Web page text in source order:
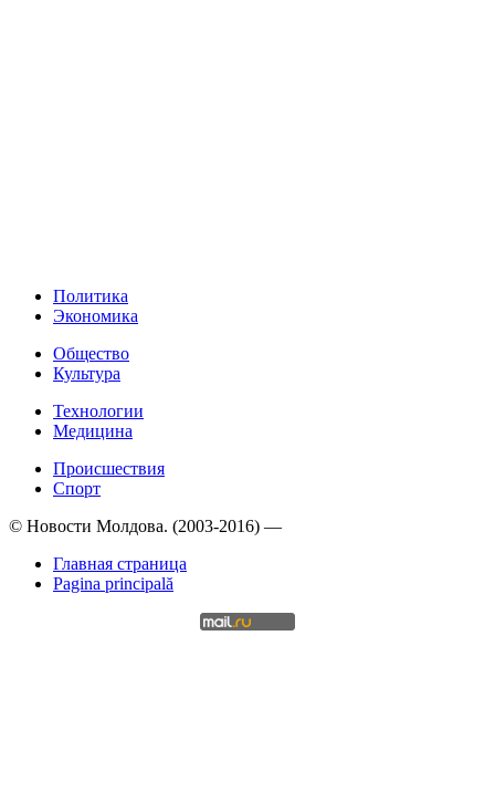
Политика
Экономика
Общество
Культура
Технологии
Медицина
Происшествия
Спорт
© Новости Молдова. (2003-2016) —
Главная страница
Pagina principală